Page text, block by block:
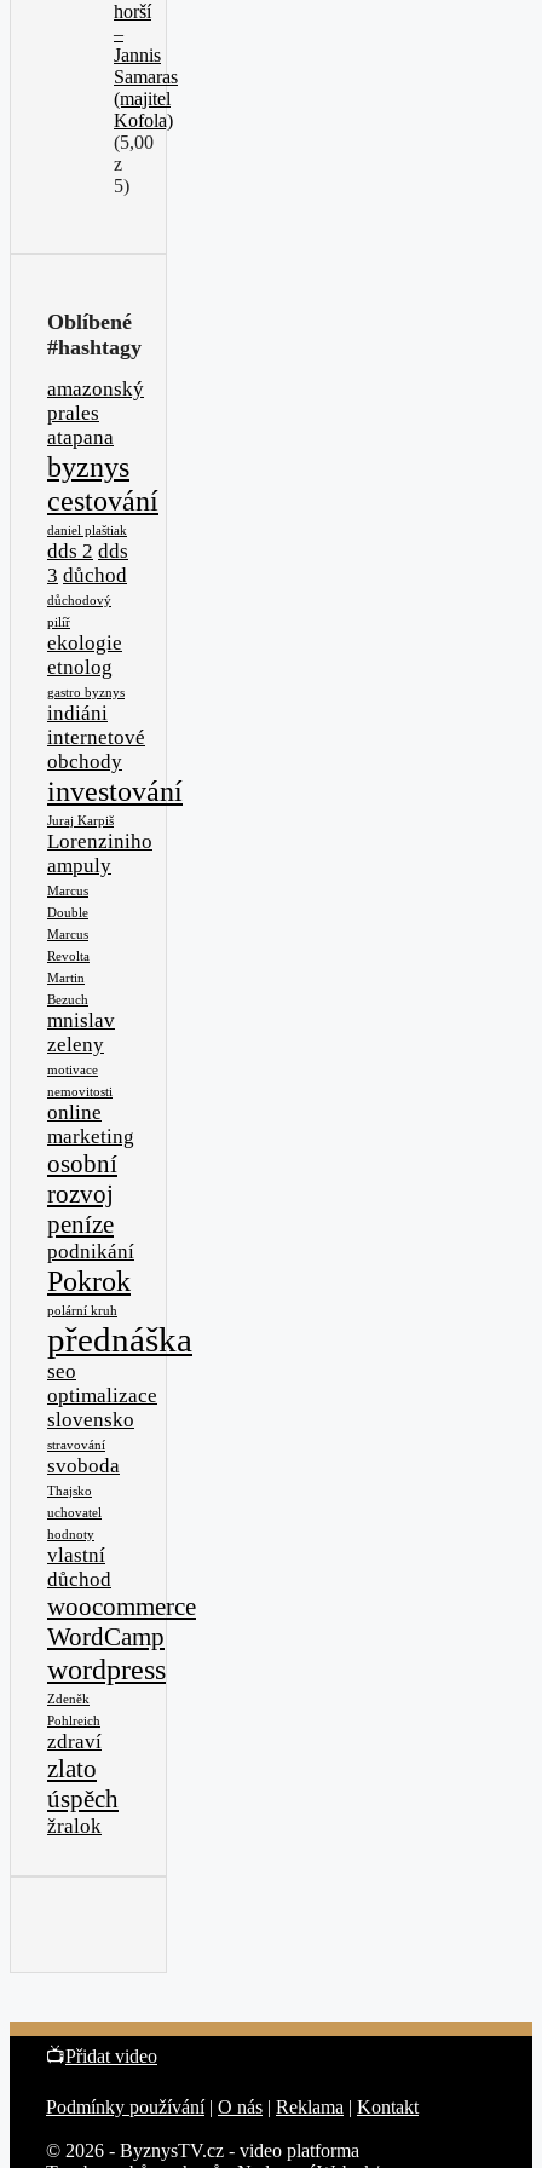
horší
–
Jannis
Samaras
(majitel
Kofola)
(5,00
z
5)
Oblíbené
#hashtagy
amazonský
prales
atapana
byznys
cestování
daniel plaštiak
dds 2 dds
3 důchod
důchodový
pilíř
ekologie
etnolog
gastro byznys
indiáni
internetové
obchody
investování
Juraj Karpiš
Lorenziniho
ampuly
Marcus
Double
Marcus
Revolta
Martin
Bezuch
mnislav
zeleny
motivace
nemovitosti
online
marketing
osobní
rozvoj
peníze
podnikání
Pokrok
polární kruh
přednáška
seo
optimalizace
slovensko
stravování
svoboda
Thajsko
uchovatel
hodnoty
vlastní
důchod
woocommerce
WordCamp
wordpress
Zdeněk
Pohlreich
zdraví
zlato
úspěch
žralok
📺Přidat video
Podmínky používání O nás Reklama Kontakt
© 2026 - ByznysTV.cz - video platforma